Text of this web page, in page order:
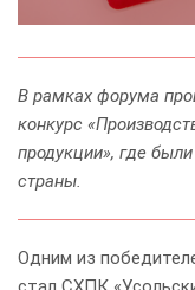
В рамках форума
конкурс
продукции», где
страны.
Одним из